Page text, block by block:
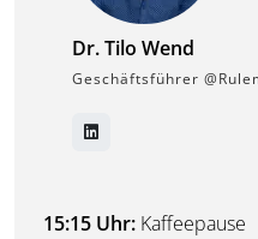
Dr. Tilo Wend
Geschäftsführer
15:15 Uhr: Kaffeepause